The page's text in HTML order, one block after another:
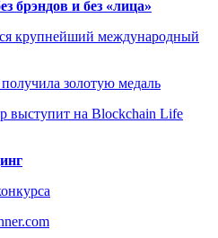
брэндов и без «лица»
крупнейший международный
золотую медаль
выступит на Blockchain Life